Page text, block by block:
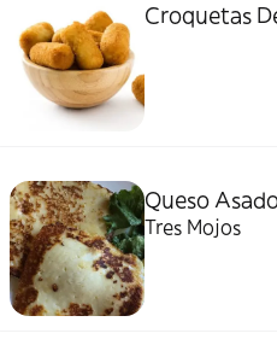
Croquetas
Queso
Tres Mojos